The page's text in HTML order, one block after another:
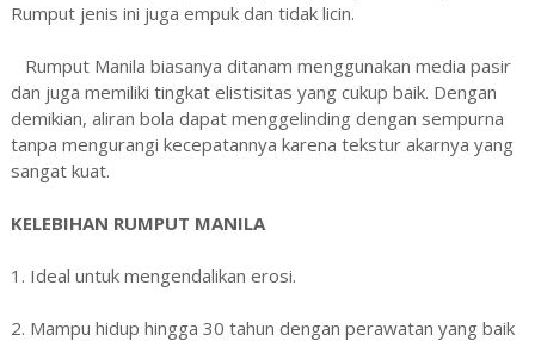
Rumput jenis ini juga empuk dan tidak licin.
Rumput Manila biasanya ditanam menggunakan media pasir
dan juga memiliki tingkat elistisitas yang cukup baik. Dengan
demikian, aliran bola dapat menggelinding dengan sempurna
tanpa mengurangi kecepatannya karena tekstur akarnya yang
sangat kuat.
KELEBIHAN RUMPUT MANILA
1. Ideal untuk mengendalikan erosi.
2. Mampu hidup hingga 30 tahun dengan perawatan yang baik